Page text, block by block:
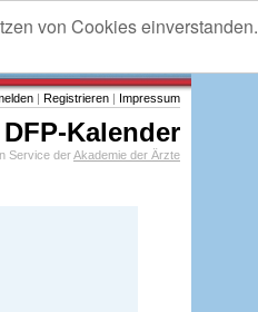
von Cookies einverstanden.
| Registrieren | Impressum
DFP-Kalender
Service derAkademie der Ärzte